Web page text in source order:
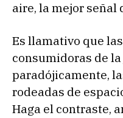
aire, la mejor señal
Es llamativo que
consumidoras de
paradójicamente,
rodeadas de
Haga el contraste,